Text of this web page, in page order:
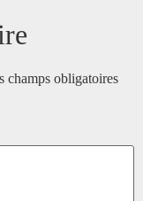
champs obligatoires